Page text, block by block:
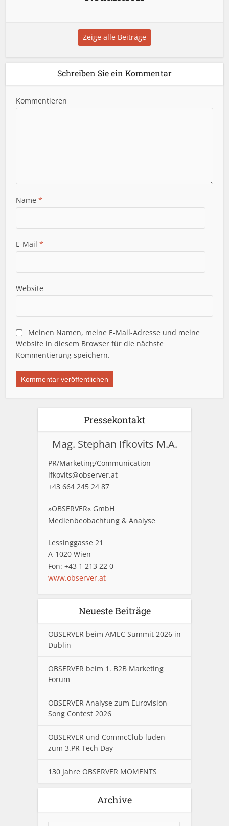
Zeige alle Beiträge
Schreiben Sie ein Kommentar
Kommentieren
Name*
E-Mail*
Website
Meinen Namen, meine E-Mail-Adresse und meine
Website in diesem Browser für die nächste
Kommentierung speichern.
Pressekontakt
Mag. Stephan Ifkovits M.A.
PR/Marketing/Communication
ifkovits@observer.at
+43 664 245 24 87
»OBSERVER« GmbH
Medienbeobachtung & Analyse
Lessinggasse 21
A-1020 Wien
Fon: +43 1 213 22 0
www.observer.at
Neueste Beiträge
OBSERVER beim AMEC Summit 2026 in
Dublin
OBSERVER beim 1. B2B Marketing
Forum
OBSERVER Analyse zum Eurovision
Song Contest 2026
OBSERVER und CommcClub luden
zum 3.PR Tech Day
130 Jahre OBSERVER MOMENTS
Archive